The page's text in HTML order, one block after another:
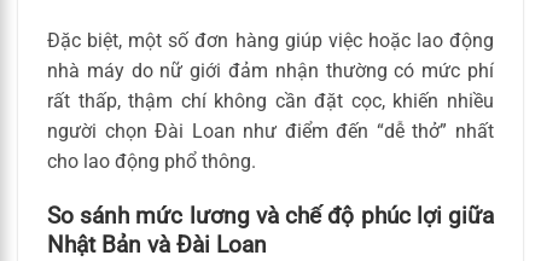
Đặc biệt, một số đơn hàng giúp việc hoặc lao động
nhà máy do nữ giới đảm nhận thường có mức phí
rất thấp, thậm chí không cần đặt cọc, khiến nhiều
người chọn Đài Loan như điểm đến “dễ thở” nhất
cho lao động phổ thông.
So sánh mức lương và chế độ phúc lợi giữa
Nhật Bản và Đài Loan